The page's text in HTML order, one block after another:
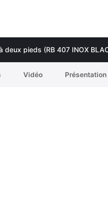
deux pieds (RB 407 INOX
Vidéo